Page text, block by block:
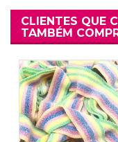
CLIENTES QUE
TAMBÉM